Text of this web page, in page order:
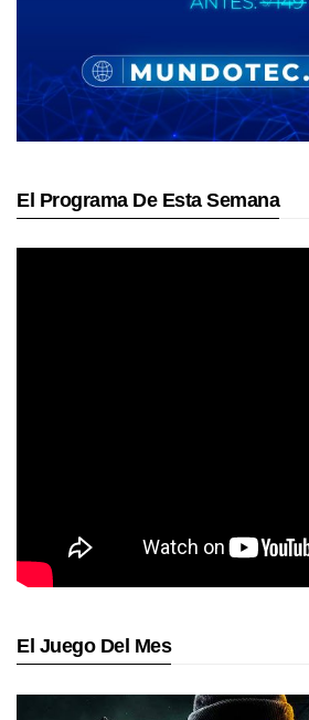
El Programa De Esta Semana
El Juego Del Mes